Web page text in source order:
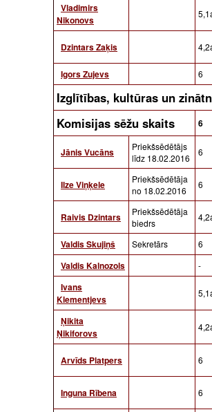
Vladimirs
Nikonovs
Dzintars Zaķis
Igors Zujevs 6
Izglītības, kultūras un
Komisijas sēžu skaits
6
Jānis Vucāns
Priekšsēdētājs
līdz 18.02.2016
6
Ilze Viņķele
Priekšsēdētāja
no 18.02.2016
6
Raivis Dzintars
Priekšsēdētāja
biedrs
Valdis Skujiņš Sekretārs 6
Valdis Kalnozols -
Ivans
Klementjevs
Ņikita
Ņikiforovs
Arvīds Platpers 6
Inguna Rībena 6